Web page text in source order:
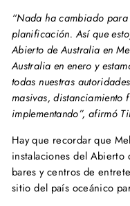
“Nada ha cambiado para
planificación. Así que
Abierto de Australia en
Australia en enero y
todas nuestras
masivas, distanciamiento
implementando”, afirmó
Hay que recordar que
instalaciones del Abierto
bares y centros de
sitio del país oceánico